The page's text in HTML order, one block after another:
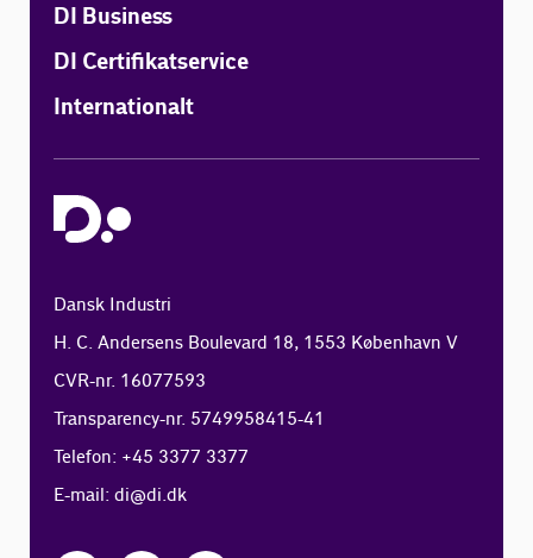
DI Business
DI Certifikatservice
Internationalt
Dansk Industri
H. C. Andersens Boulevard 18, 1553 København V
CVR-nr. 16077593
Transparency-nr. 5749958415-41
Telefon: +45 3377 3377
E-mail:di@di.dk